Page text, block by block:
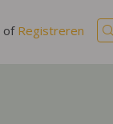
of Registreren